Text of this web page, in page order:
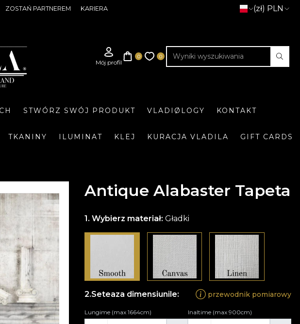
ZOSTAŃ PARTNEREM KARIERA (zł) PLN
STWÓRZ SWÓJ PRODUKT VLADIØLOGY KONTAKT
TKANINY ILUMINAT KLEJ KURACJA VLADILA GIFT CARDS
Antique Alabaster Tapeta
Wybierz materiał:Gładki
Seteaza dimensiunile: przewodnik pomiarowy
Lungime (max 1664cm) Inaltime (max 900cm)